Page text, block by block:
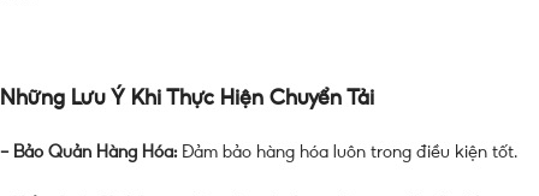
Những Lưu Ý Khi Thực Hiện Chuyển Tải
– Bảo Quản Hàng Hóa: Đảm bảo hàng hóa luôn trong điều kiện tốt.